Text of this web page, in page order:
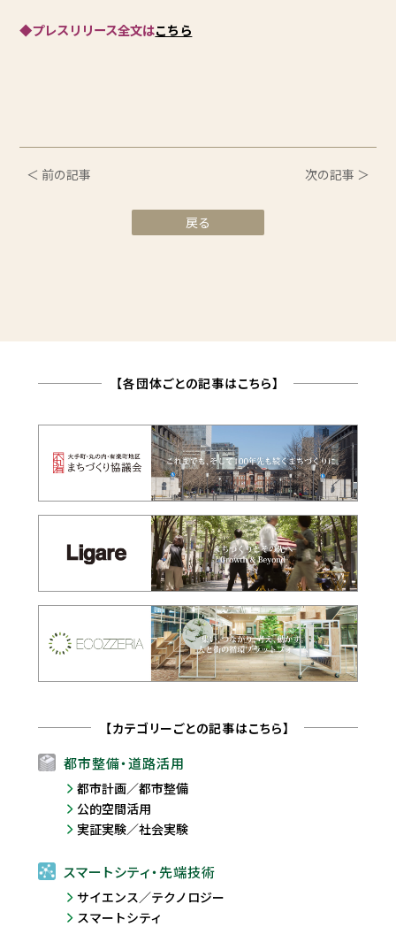
◆プレスリリース全文はこちら
＜ 前の記事 次の記事 ＞
戻る
【各団体ごとの記事はこちら】
【カテゴリーごとの記事はこちら】
都市整備・道路活用
都市計画／都市整備
公的空間活用
実証実験／社会実験
スマートシティ・先端技術
サイエンス／テクノロジー
スマートシティ